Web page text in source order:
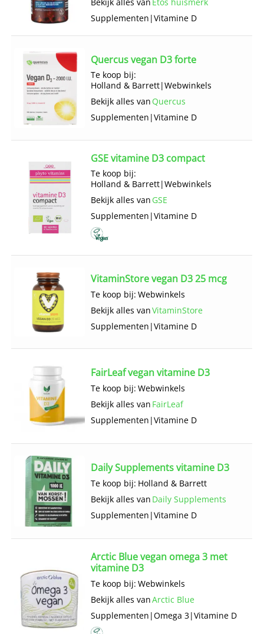
Supplementen |Vitamine D
Quercus vegan D3 forte
Te koop bij:
Holland & Barrett|Webwinkels
Bekijk alles van Quercus
Supplementen |Vitamine D
GSE vitamine D3 compact
Te koop bij:
Holland & Barrett|Webwinkels
Bekijk alles van GSE
Supplementen |Vitamine D
VitaminStore vegan D3 25 mcg
Te koop bij: Webwinkels
Bekijk alles vanVitaminStore
Supplementen |Vitamine D
FairLeaf vegan vitamine D3
Te koop bij: Webwinkels
Bekijk alles van FairLeaf
Supplementen |Vitamine D
Daily Supplements vitamine D3
Te koop bij: Holland & Barrett
Bekijk alles van Daily Supplements
Supplementen |Vitamine D
Arctic Blue vegan omega 3 met
vitamine D3
Te koop bij: Webwinkels
Bekijk alles vanArctic Blue
Supplementen |Omega 3|Vitamine D